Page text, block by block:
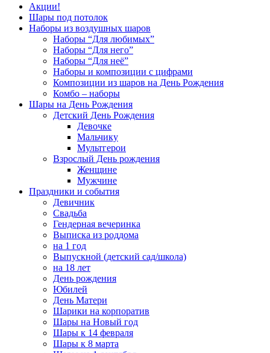
Акции!
Шары под потолок
Наборы из воздушных шаров
Наборы “Для любимых”
Наборы “Для него”
Наборы “Для неё”
Наборы и композиции с цифрами
Композиции из шаров на День Рождения
Комбо – наборы
Шары на День Рождения
Детский День Рождения
Девочке
Мальчику
Мультгерои
Взрослый День рождения
Женщине
Мужчине
Праздники и события
Девичник
Свадьба
Гендерная вечеринка
Выписка из роддома
на 1 год
Выпускной (детский сад/школа)
на 18 лет
День рождения
Юбилей
День Матери
Шарики на корпоратив
Шары на Новый год
Шары к 14 февраля
Шары к 8 марта